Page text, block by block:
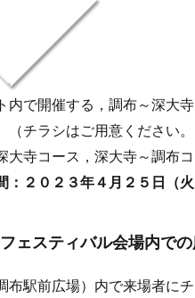
内で開催する，調布～深大
（チラシはご用意ください。
大寺コース，深大寺～調布
：２０２３年４月２５日（
ェスティバル会場内での
布駅前広場）内で来場者にチ